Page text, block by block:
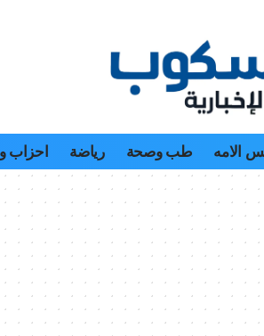
الامه طب وصحة رياضة احزاب